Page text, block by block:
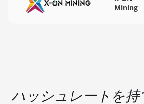
KS7
L11 Hyd. 6U (33Gh)
Mining
ハッシュレートを持